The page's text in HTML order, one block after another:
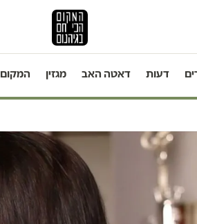
דעות דאטה האב מגזין המקום TV